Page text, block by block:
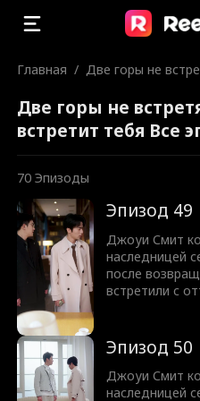
Главная / Две горы не
етит тебя
Две горы не
встретит тебя Все
70 Эпизоды
Эпизод 49
Джоуи Смит
наследницей
после
встретили с
вернулась в
Линкольн с
Когда правда
брат, и
Эпизод 50
Джоуи Смит
наследницей